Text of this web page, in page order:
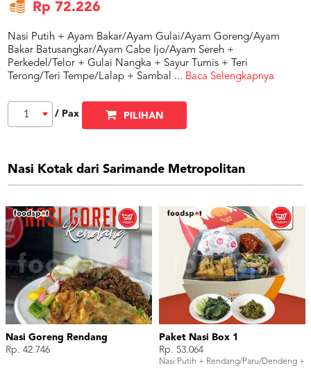
Rp 72.226
Nasi Putih + Ayam Bakar/Ayam Gulai/Ayam Goreng/Ayam
Bakar Batusangkar/Ayam Cabe Ijo/Ayam Sereh +
Perkedel/Telor + Gulai Nangka + Sayur Tumis + Teri
Terong/Teri Tempe/Lalap + Sambal ... Baca Selengkapnya
1 / Pax PILIHAN
Nasi Kotak dari Sarimande Metropolitan
Nasi Goreng Rendang
Rp. 42.746
Paket Nasi Box 1
Rp. 53.064
Nasi Putih + Rendang/Paru/Dendeng +